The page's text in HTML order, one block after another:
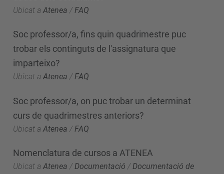
Ubicat a Atenea / FAQ
Soc professor/a, fins quin quadrimestre puc
trobar els continguts de l'assignatura que
imparteixo?
Ubicat a Atenea /FAQ
Soc professor/a, on puc trobar un determinat
curs de quadrimestres anteriors?
Ubicat a Atenea / FAQ
Nomenclatura de cursos a ATENEA
Ubicat a Atenea /Documentació /Documentació de